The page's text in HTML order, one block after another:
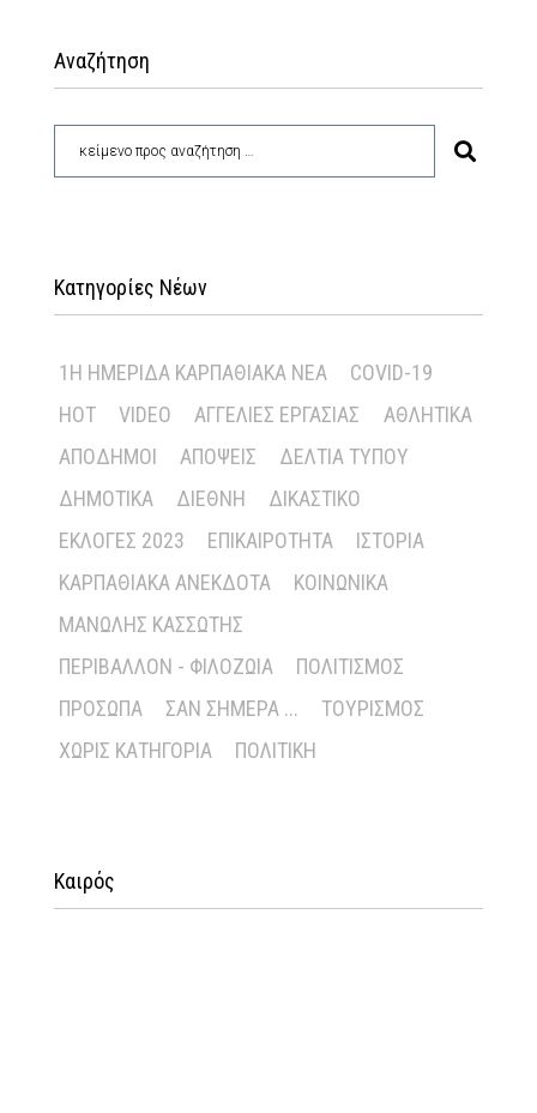
Αναζήτηση
Κατηγορίες Νέων
1Η ΗΜΕΡΊΔΑ ΚΑΡΠΑΘΙΑΚΆ ΝΈΑ
COVID-19
HOT
VIDEO ΑΓΓΕΛΊΕΣ ΕΡΓΑΣΊΑΣ
ΑΘΛΗΤΙΚΆ
ΑΠΌΔΗΜΟΙ
ΑΠΌΨΕΙΣ
ΔΕΛΤΊΑ ΤΎΠΟΥ
ΔΗΜΟΤΙΚΆ
ΔΙΕΘΝΉ
ΔΙΚΑΣΤΙΚΌ
ΕΚΛΟΓΈΣ 2023
ΕΠΙΚΑΙΡΌΤΗΤΑ
ΙΣΤΟΡΊΑ
ΚΑΡΠΑΘΙΑΚΆ ΑΝΈΚΔΟΤΑ
ΚΟΙΝΩΝΙΚΆ
ΜΑΝΏΛΗΣ ΚΑΣΣΏΤΗΣ
ΠΕΡΙΒΆΛΛΟΝ - ΦΙΛΟΖΩΊΑ
ΠΟΛΙΤΙΣΜΌΣ
ΠΡΌΣΩΠΑ
ΣΑΝ ΣΉΜΕΡΑ ...
ΤΟΥΡΙΣΜΌΣ
ΧΩΡΊΣ ΚΑΤΗΓΟΡΊΑ
ΠΟΛΙΤΙΚΉ
Καιρός